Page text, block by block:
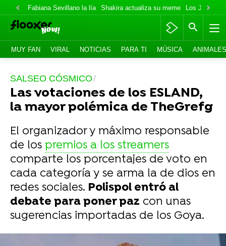
Fabiana Sevillano la lía Shakira actualiza su meme Los Jonas
MUY FAN VIRAL NOTICIAS PARA TI MÚSICA ANIMALES
SALSEO CÓSMICO
Las votaciones de los ESLAND,
la mayor polémica de TheGrefg
El organizador y máximo responsable
de los premios a los streamers
comparte los porcentajes de voto en
cada categoría y se arma la de dios en
redes sociales. Polispol entró al
debate para poner paz con unas
sugerencias importadas de los Goya.